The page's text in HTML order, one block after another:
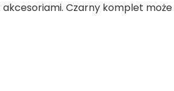
Czarny komplet może